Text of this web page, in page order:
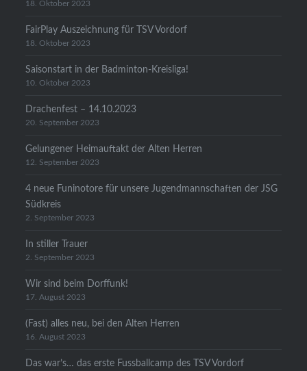
18. Oktober 2023
FairPlay Auszeichnung für TSV Vordorf
18. Oktober 2023
Saisonstart in der Badminton-Kreisliga!
10. Oktober 2023
Drachenfest – 14.10.2023
20. September 2023
Gelungener Heimauftakt der Alten Herren
12. September 2023
4 neue Funinotore für unsere Jugendmannschaften der JSG
Südkreis
2. September 2023
In stiller Trauer
2. September 2023
Wir sind beim Dorffunk!
17. August 2023
(Fast) alles neu, bei den Alten Herren
16. August 2023
Das war’s… das erste Fussballcamp des TSV Vordorf